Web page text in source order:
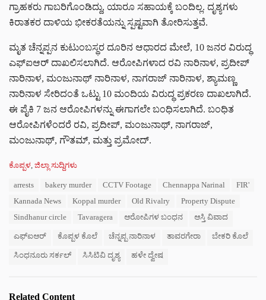
ಗ್ರಾಹಕರು ಗಾಬರಿಗೊಂಡಿದ್ದು, ಯಾರೂ ಸಹಾಯಕ್ಕೆ ಬಂದಿಲ್ಲ. ದೃಶ್ಯಗಳು
ಕಿರಾತಕರ ದಾಳಿಯ ಭೀಕರತೆಯನ್ನು ಸ್ಪಷ್ಟವಾಗಿ ತೋರಿಸುತ್ತವೆ.
ಮೃತ ಚೆನ್ನಪ್ಪನ ಕುಟುಂಬಸ್ಥರ ದೂರಿನ ಆಧಾರದ ಮೇಲೆ, 10 ಜನರ ವಿರುದ್ಧ
ಎಫ್‌ಐಆರ್ ದಾಖಲಿಸಲಾಗಿದೆ. ಆರೋಪಿಗಳಾದ ರವಿ ನಾರಿನಾಳ, ಪ್ರದೀಪ್
ನಾರಿನಾಳ, ಮಂಜುನಾಥ್ ನಾರಿನಾಳ, ನಾಗರಾಜ್ ನಾರಿನಾಳ, ಶ್ಯಾಮಣ್ಣ
ನಾರಿನಾಳ ಸೇರಿದಂತೆ ಒಟ್ಟು 10 ಮಂದಿಯ ವಿರುದ್ಧ ಪ್ರಕರಣ ದಾಖಲಾಗಿದೆ.
ಈ ಪೈಕಿ 7 ಜನ ಆರೋಪಿಗಳನ್ನು ಈಗಾಗಲೇ ಬಂಧಿಸಲಾಗಿದೆ. ಬಂಧಿತ
ಆರೋಪಿಗಳೆಂದರೆ ರವಿ, ಪ್ರದೀಪ್, ಮಂಜುನಾಥ್, ನಾಗರಾಜ್,
ಮಂಜುನಾಥ್, ಗೌತಮ್, ಮತ್ತು ಪ್ರಮೋದ್.
C
ಕೊಪ್ಪಳ, ಜಿಲ್ಲಾ ಸುದ್ದಿಗಳು
arrests bakery murder CCTV Footage Chennappa Narinal
FIR'
Kannada News
Koppal murder Old Rivalry
Property Dispute
Sindhanur circle
Tavaragera ಆರೋಪಿಗಳ ಬಂಧನ ಆಸ್ತಿ ವಿವಾದ
ಎಫ್‌ಐಆರ್ ಕೊಪ್ಪಳ ಕೊಲೆ ಚೆನ್ನಪ್ಪ ನಾರಿನಾಳ ತಾವರಗೇರಾ ಬೇಕರಿ ಕೊಲೆ
ಸಿಂಧನೂರು ಸರ್ಕಲ್ ಸಿಸಿಟಿವಿ ದೃಶ್ಯ ಹಳೇ ದ್ವೇಷ
Related Content